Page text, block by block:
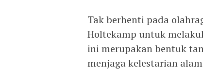
Tak berhenti pada
Holtekamp untuk
ini merupakan bentuk
menjaga kelestarian